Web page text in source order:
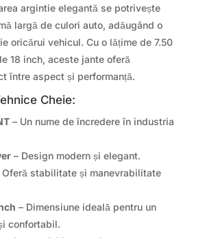
argintie elegantă se potrivește
largă de culori auto, adăugând o
oricărui vehicul. Cu o lățime de 7.50
18 inch, aceste jante oferă
între aspect și performanță.
Cheie:
– Un nume de încredere în industria
– Design modern și elegant.
stabilitate și manevrabilitate
– Dimensiune ideală pentru un
confortabil.